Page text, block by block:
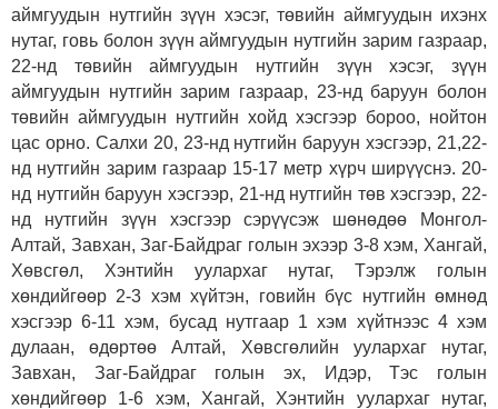
аймгуудын нутгийн зүүн хэсэг, төвийн аймгуудын ихэнх
нутаг, говь болон зүүн аймгуудын нутгийн зарим газраар,
22-нд төвийн аймгуудын нутгийн зүүн хэсэг, зүүн
аймгуудын нутгийн зарим газраар, 23-нд баруун болон
төвийн аймгуудын нутгийн хойд хэсгээр бороо, нойтон
цас орно. Салхи 20, 23-нд нутгийн баруун хэсгээр, 21,22-
нд нутгийн зарим газраар 15-17 метр хүрч ширүүснэ. 20-
нд нутгийн баруун хэсгээр, 21-нд нутгийн төв хэсгээр, 22-
нд нутгийн зүүн хэсгээр сэрүүсэж шөнөдөө Монгол-
Алтай, Завхан, Заг-Байдраг голын эхээр 3-8 хэм, Хангай,
Хөвсгөл, Хэнтийн уулархаг нутаг, Тэрэлж голын
хөндийгөөр 2-3 хэм хүйтэн, говийн бүс нутгийн өмнөд
хэсгээр 6-11 хэм, бусад нутгаар 1 хэм хүйтнээс 4 хэм
дулаан, өдөртөө Алтай, Хөвсгөлийн уулархаг нутаг,
Завхан, Заг-Байдраг голын эх, Идэр, Тэс голын
хөндийгөөр 1-6 хэм, Хангай, Хэнтийн уулархаг нутаг,